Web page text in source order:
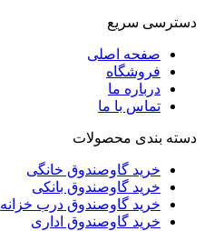
دسترسی سریع
صفحه اصلی
فروشگاه
درباره ما
تماس با ما
دسته بندی محصولات
خرید گاوصندوق خانگی
خرید گاوصندوق بانکی
خرید گاوصندوق درب خزانه
خرید گاوصندوق اداری